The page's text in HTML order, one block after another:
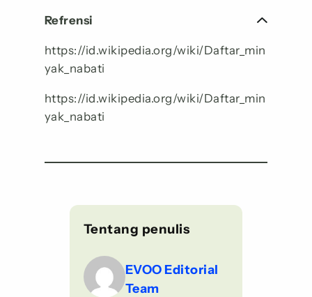
Refrensi
https://id.wikipedia.org/wiki/Daftar_min
yak_nabati
https://id.wikipedia.org/wiki/Daftar_min
yak_nabati
Tentang penulis
EVOO Editorial
Team